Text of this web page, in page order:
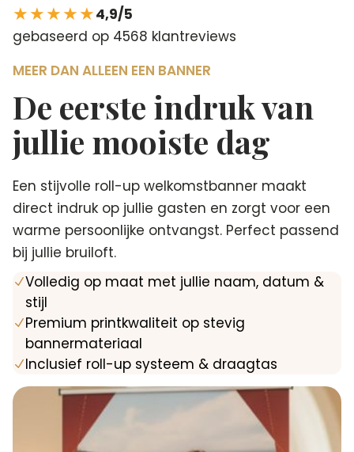
★★★★★4,9/5
gebaseerd op 4568 klantreviews
MEER DAN ALLEEN EEN BANNER
De eerste indruk van
jullie mooiste dag
Een stijvolle roll-up welkomstbanner maakt
direct indruk op jullie gasten en zorgt voor een
warme persoonlijke ontvangst. Perfect passend
bij jullie bruiloft.
NVolledig op maat met jullie naam, datum &
stijl
NPremium printkwaliteit op stevig
bannermateriaal
NInclusief roll-up systeem & draagtas